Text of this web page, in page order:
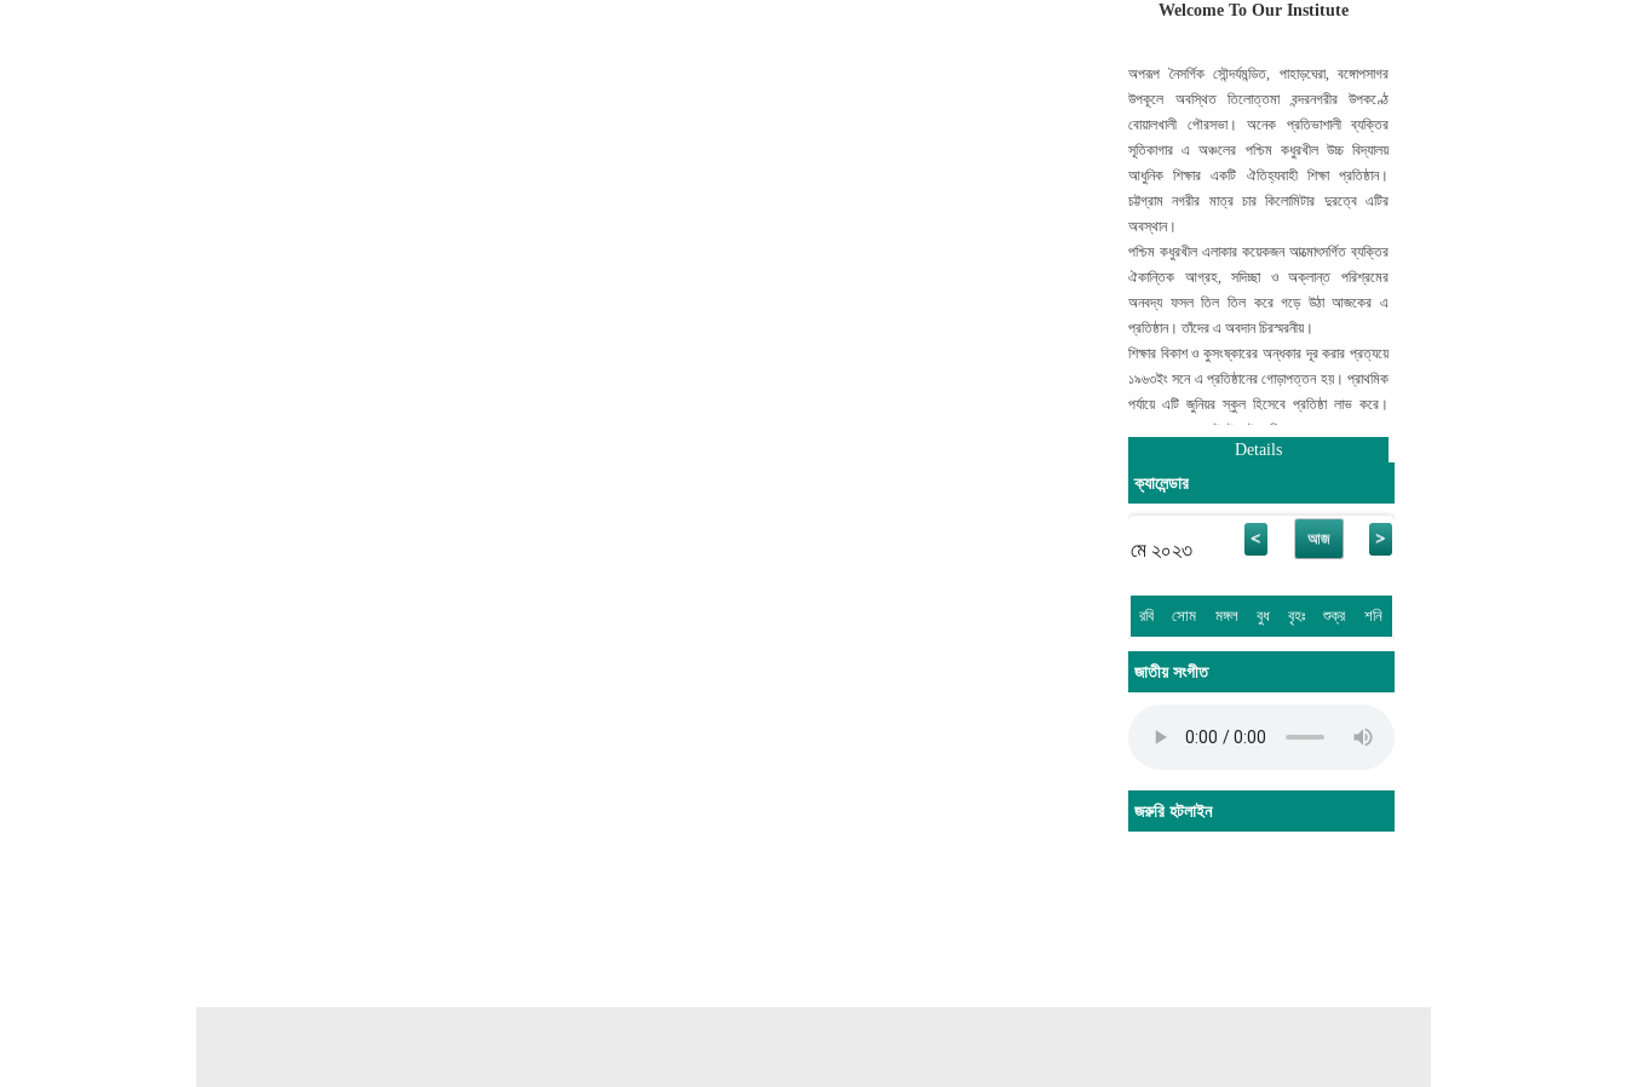
মোহাম্মদ আবদুর রহিম
Welcome To Our Institute
অপরূপ নৈসর্গিক সৌন্দর্যমন্ডিত, পাহাড়ঘেরা, বঙ্গোপসাগর
উপকূলে অবস্থিত তিলোত্তমা বন্দরনগরীর উপকণ্ঠে
বোয়ালখালী পৌরসভা। অনেক প্রতিভাশালী ব্যক্তির
সূতিকাগার এ অঞ্চলের পশ্চিম কধুরখীল উচ্চ বিদ্যালয়
আধুনিক শিক্ষার একটি ঐতিহ্যবাহী শিক্ষা প্রতিষ্ঠান।
চট্টগ্রাম নগরীর মাত্র চার কিলোমিটার দুরত্বে এটির
অবস্থান।
পশ্চিম কধুরখীল এলাকার কয়েকজন আত্মোৎসর্গিত ব্যক্তির
ঐকান্তিক আগ্রহ, সদিচ্ছা ও অক্লান্ত পরিশ্রমের
অনবদ্য ফসল তিল তিল করে গড়ে উঠা আজকের এ
প্রতিষ্ঠান। তাঁদের এ অবদান চিরস্মরনীয়।
শিক্ষার বিকাশ ও কুসংষ্কারের অন্ধকার দূর করার প্রত্যয়ে
১৯৬৩ইং সনে এ প্রতিষ্ঠানের গোড়াপত্তন হয়। প্রাথমিক
পর্যায়ে এটি জুনিয়র স্কুল হিসেবে প্রতিষ্ঠা লাভ করে।
তারপর অনেক চড়াই উৎরাই অতিক্রম করে ১৯৭০ সালে
শিক্ষাবোর্ড কর্তৃক পূর্ণাঙ্গ বিদ্যালয়ের স্বীকৃতি লাভ করে।
পরবর্তীতে ২০০৬ সালে ভোকেশনাল / কম্পিউটার ও
কারিগরি শিক্ষা চালু হয় এবং ২০১৫ সালে এখানে একাদশ
শ্রেণি কার্যক্রম চালু করা হয়।
রাষ্ট্রীয় শিক্ষানীতির অভীষ্ট বাস্তবায়নে প্রতিষ্ঠালগ্ন হতে
ডিজিটাল শিক্ষা কার্যক্রম চালু আছে এবং তথ্য ও যোগাযোগ
প্রযুক্তির উপর বিশেষ গুরুত্ব দেয়া হয়েছে। এ প্রতিষ্ঠান
Details
ক্যালেন্ডার
মে ২০২৩
< আজ >
রবি সোম মঙ্গল বুধ বৃহঃ শুক্র শনি
জাতীয় সংগীত
জরুরি হটলাইন